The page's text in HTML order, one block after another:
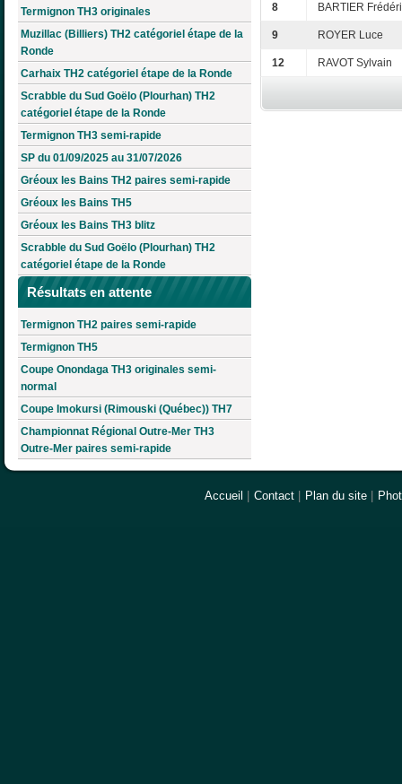
Termignon TH3 originales
Muzillac (Billiers) TH2 catégoriel étape de la
Ronde
Carhaix TH2 catégoriel étape de la Ronde
Scrabble du Sud Goëlo (Plourhan) TH2
catégoriel étape de la Ronde
Termignon TH3 semi-rapide
SP du 01/09/2025 au 31/07/2026
Gréoux les Bains TH2 paires semi-rapide
Gréoux les Bains TH5
Gréoux les Bains TH3 blitz
Scrabble du Sud Goëlo (Plourhan) TH2
catégoriel étape de la Ronde
Résultats en attente
Termignon TH2 paires semi-rapide
Termignon TH5
Coupe Onondaga TH3 originales semi-
normal
Coupe Imokursi (Rimouski (Québec)) TH7
Championnat Régional Outre-Mer TH3
Outre-Mer paires semi-rapide
8 BARTIER
9 ROYER Luce
12 RAVOT Sylvain
Accueil Contact Plan du site